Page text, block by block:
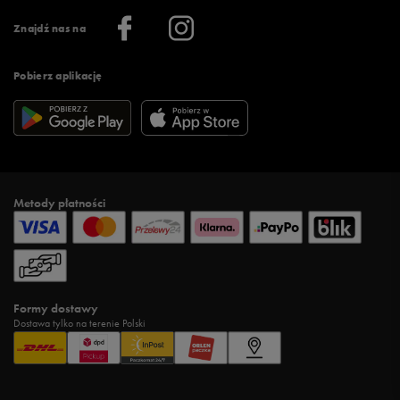
Znajdź nas na
Pobierz aplikację
Więcej regulaminów >
Informacje o firmie
Metody płatności
Formy dostawy
Dostawa tylko na terenie Polski